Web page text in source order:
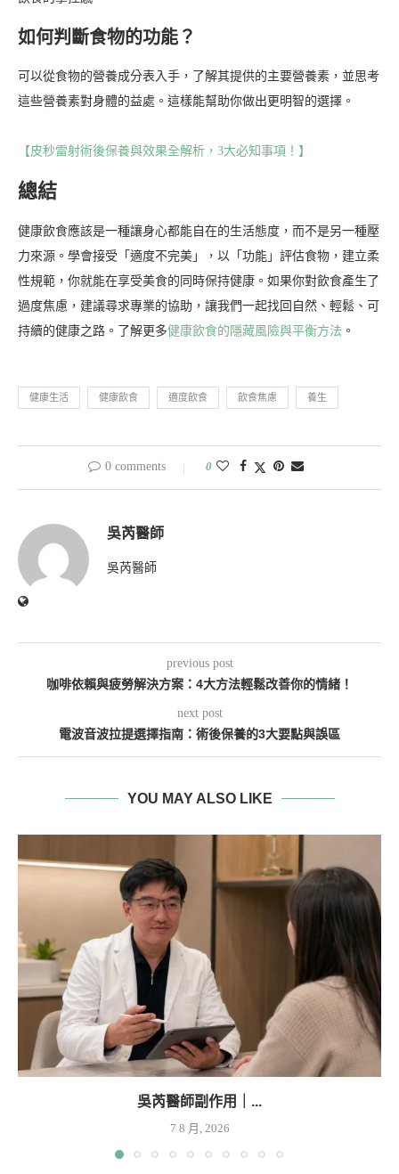
如何判斷食物的功能？
可以從食物的營養成分表入手，了解其提供的主要營養素，並思考
這些營養素對身體的益處。這樣能幫助你做出更明智的選擇。
【皮秒雷射術後保養與效果全解析，3大必知事項！】
總結
健康飲食應該是一種讓身心都能自在的生活態度，而不是另一種壓
力來源。學會接受「適度不完美」，以「功能」評估食物，建立柔
性規範，你就能在享受美食的同時保持健康。如果你對飲食產生了
過度焦慮，建議尋求專業的協助，讓我們一起找回自然、輕鬆、可
持續的健康之路。了解更多健康飲食的隱藏風險與平衡方法 。
健康生活 健康飲食 適度飲食 飲食焦慮 養生
0 comments 0
吳芮醫師
吳芮醫師
previous post
咖啡依賴與疲勞解決方案：4大方法輕鬆改善你的情緒！
next post
電波音波拉提選擇指南：術後保養的3大要點與誤區
YOU MAY ALSO LIKE
吳芮醫師副作用｜...
7 8 月, 2026